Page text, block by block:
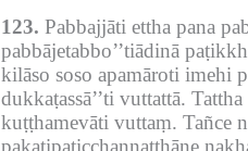
123. Pabbajjāti ettha pana
pabbājetabbo’’tiādinā
kilāso soso apamāroti imehi
dukkaṭassā’’ti vuttattā.
kuṭṭhamevāti vuttaṃ. Tañce
pakatipaṭicchannaṭṭhāne